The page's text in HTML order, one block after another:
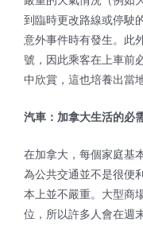
到臨時更改路線或停駛
意外事件時有發生。此
號，因此乘客在上車前
中欣賞，這也培養出當
汽車：加拿大生活的必
在加拿大，每個家庭基
為公共交通並不是很便
本上並不嚴重。大型商
位，所以許多人會在週